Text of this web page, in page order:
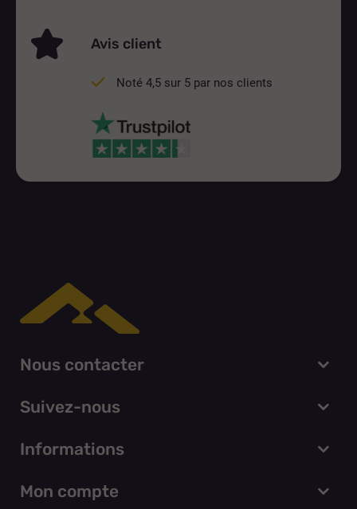
Avis client
Noté 4,5 sur 5 par nos clients
Nous contacter
Suivez-nous
Informations
Mon compte